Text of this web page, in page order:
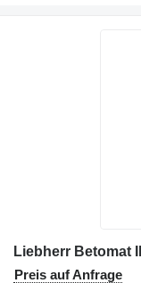
Liebherr Betomat
Preis auf Anfrage